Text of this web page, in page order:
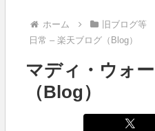
ホーム 旧ブログ等
日常 – 楽天ブログ（Blog）
マディ・ウォ
（Blog）